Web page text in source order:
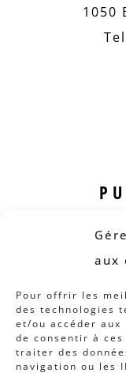
aux
Pour offrir les
des technologies
et/ou accéder
de consentir à
traiter des
navigation ou les
1050
Revue B.I.S.
Rapports et
Articles
Actions